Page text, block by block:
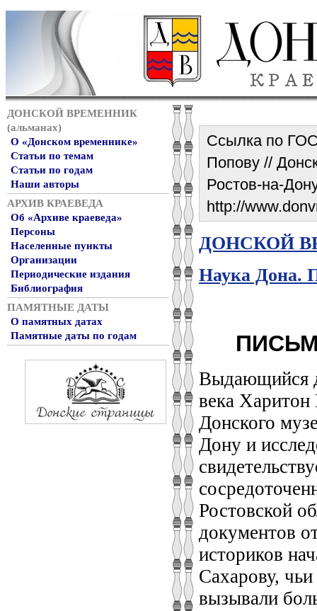
ДОНСКОЙ ВРЕМЕННИК
(альманах)
О «Донском временнике»
Статьи по темам
Статьи по годам
Наши авторы
АРХИВ КРАЕВЕДА
Об «Архиве краеведа»
Персоны
Населенные пункты
Организации
Периодические издания
Библиография
ПАМЯТНЫЕ ДАТЫ
О памятных датах
Памятные даты по годам
Ссылка по
Попову //
Ростов-на-
http://
ДОНСКОЙ
Наука Дона.
Выдающийся
века
Донского
Дону и
Ростовской
документов
историков
Сахарову,
вызывали